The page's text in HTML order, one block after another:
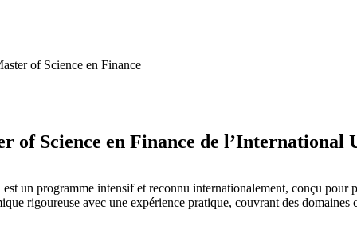
of Science en Finance
of Science en Finance de l’International
est un programme intensif et reconnu internationalement, conçu pour
rigoureuse avec une expérience pratique, couvrant des domaines